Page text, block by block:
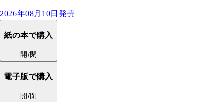
2026年08月10日発売
紙の本で購入
開/閉
電子版で購入
開/閉